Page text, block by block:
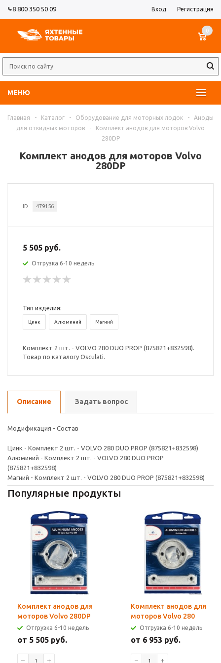
8 800 350 50 09 Вход Регистрация
МЕНЮ
0
Главная - Каталог - Оборудование для моторных лодок -
Аноды
для откидных моторов
-
Комплект анодов для моторов Volvo
280DP
Комплект анодов для моторов Volvo
280DP
ID 479156
5 505 руб.
Отгрузка 6-10 недель
Тип изделия:
Цинк Алюминий Магний
Комплект 2 шт. - VOLVO 280 DUO PROP (875821+832598).
Товар по каталогу Osculati.
Описание Задать вопрос
Модификация - Состав
Цинк - Комплект 2 шт. - VOLVO 280 DUO PROP (875821+832598)
Алюминий - Комплект 2 шт. - VOLVO 280 DUO PROP
(875821+832598)
Магний - Комплект 2 шт. - VOLVO 280 DUO PROP (875821+832598)
Популярные продукты
Комплект анодов для
моторов Volvo 280DP
Отгрузка 6-10 недель
от 5 505 руб.
Комплект анодов для
моторов Volvo 280
Отгрузка 6-10 недель
от 6 953 руб.